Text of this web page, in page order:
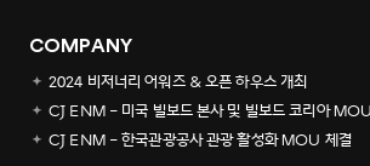
COMPANY
2024 비저너리 어워즈 & 오픈 하우스 개최
CJ ENM - 미국 빌보드 본사 및 빌보드 코리아
CJ ENM - 한국관광공사 관광 활성화 MOU 체결